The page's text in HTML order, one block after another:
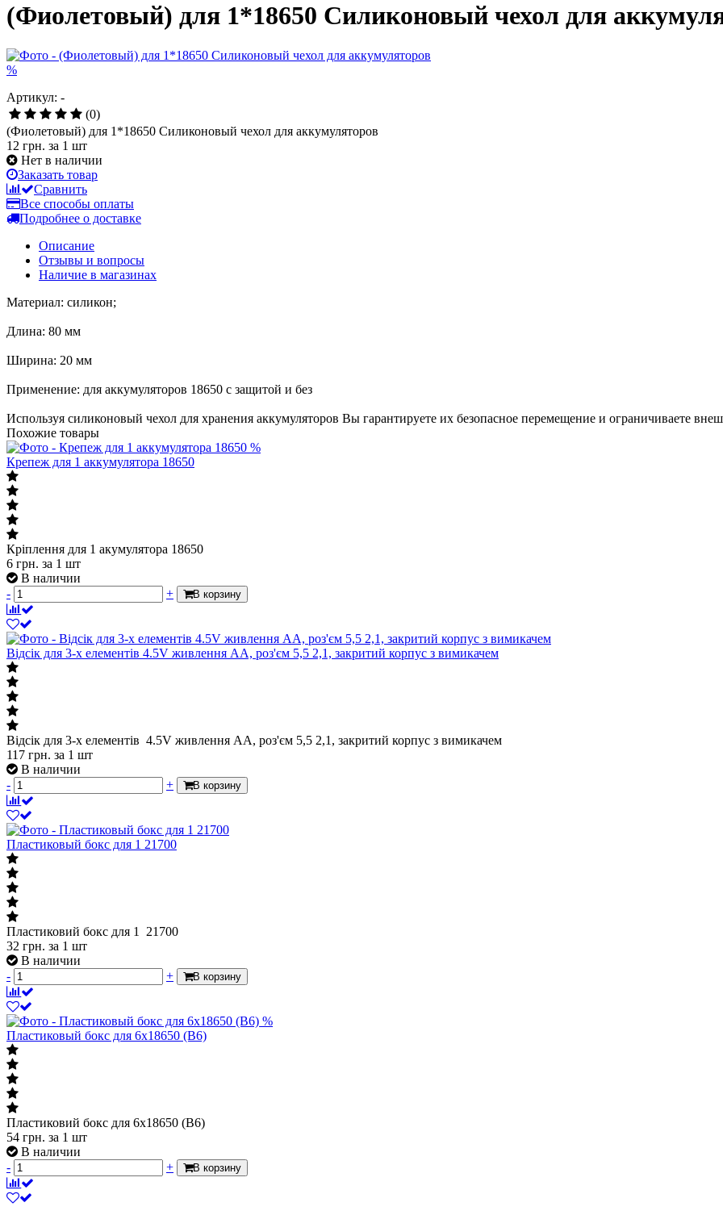
(Фиолетовый) для 1*18650 Силиконовый чехол для
%
Артикул: -
(0)
(Фиолетовый) для 1*18650 Силиконовый чехол для аккумуляторов
12 грн. за 1 шт
Нет в наличии
Заказать товар
Сравнить
Все способы оплаты
Подробнее о доставке
Описание
Отзывы и вопросы
Наличие в магазинах
Материал: силикон;
Длина: 80 мм
Ширина: 20 мм
Применение: для аккумуляторов 18650 с защитой и без
Используя силиконовый чехол для хранения аккумуляторов Вы гарантируете их безопасное перемещение и ограничиваете
Похожие товары
%
Крепеж для 1 аккумулятора 18650
Кріплення для 1 акумулятора 18650
6 грн. за 1 шт
В наличии
-
+ В корзину
Відсік для 3-х елементів 4.5V живлення АА, роз'єм 5,5 2,1, закритий корпус з вимикачем
Відсік для 3-х елементів 4.5V живлення АА, роз'єм 5,5 2,1, закритий корпус з вимикачем
117 грн. за 1 шт
В наличии
-
+ В корзину
Пластиковый бокс для 1 21700
Пластиковий бокс для 1 21700
32 грн. за 1 шт
В наличии
-
+ В корзину
%
Пластиковый бокс для 6x18650 (B6)
Пластиковий бокс для 6x18650 (B6)
54 грн. за 1 шт
В наличии
-
+ В корзину